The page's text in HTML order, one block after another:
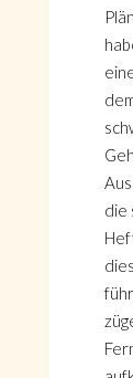
ÜBER
IMPRESSUM &
die